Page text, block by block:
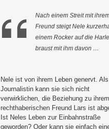
Nach einem Streit mit
Freund steigt Nele
einem Rocker auf die
braust mit ihm davon …
Nele ist von ihrem Leben genervt. Als
Journalistin kann sie sich nicht
verwirklichen, die Beziehung zu ihrem
rechthaberischen Freund Lars ist
Ist Neles Leben zur Einbahnstraße
geworden? Oder kann sie einfach